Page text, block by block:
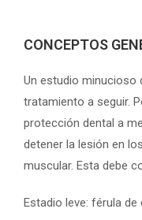
CONCEPTOS
Un estudio minucioso
tratamiento a seguir.
protección dental a
detener la lesión en
muscular. Esta debe
Estadio leve: férula de